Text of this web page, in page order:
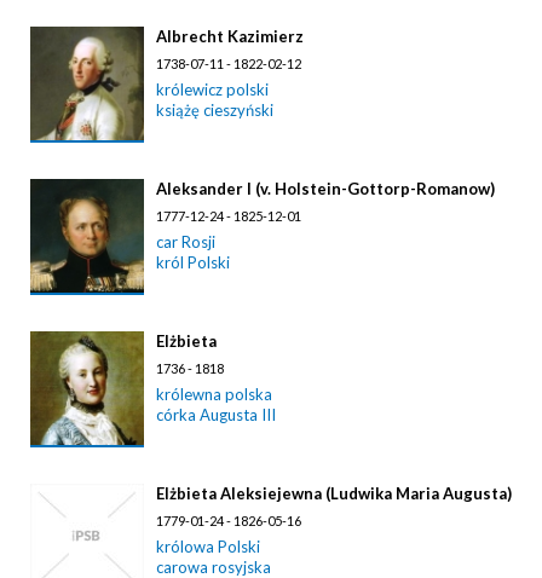
Albrecht Kazimierz
1738-07-11 - 1822-02-12
królewicz polski
książę cieszyński
Aleksander I (v. Holstein-Gottorp-Romanow)
1777-12-24 - 1825-12-01
car Rosji
król Polski
Elżbieta
1736 - 1818
królewna polska
córka Augusta III
Elżbieta Aleksiejewna (Ludwika Maria Augusta)
1779-01-24 - 1826-05-16
królowa Polski
carowa rosyjska